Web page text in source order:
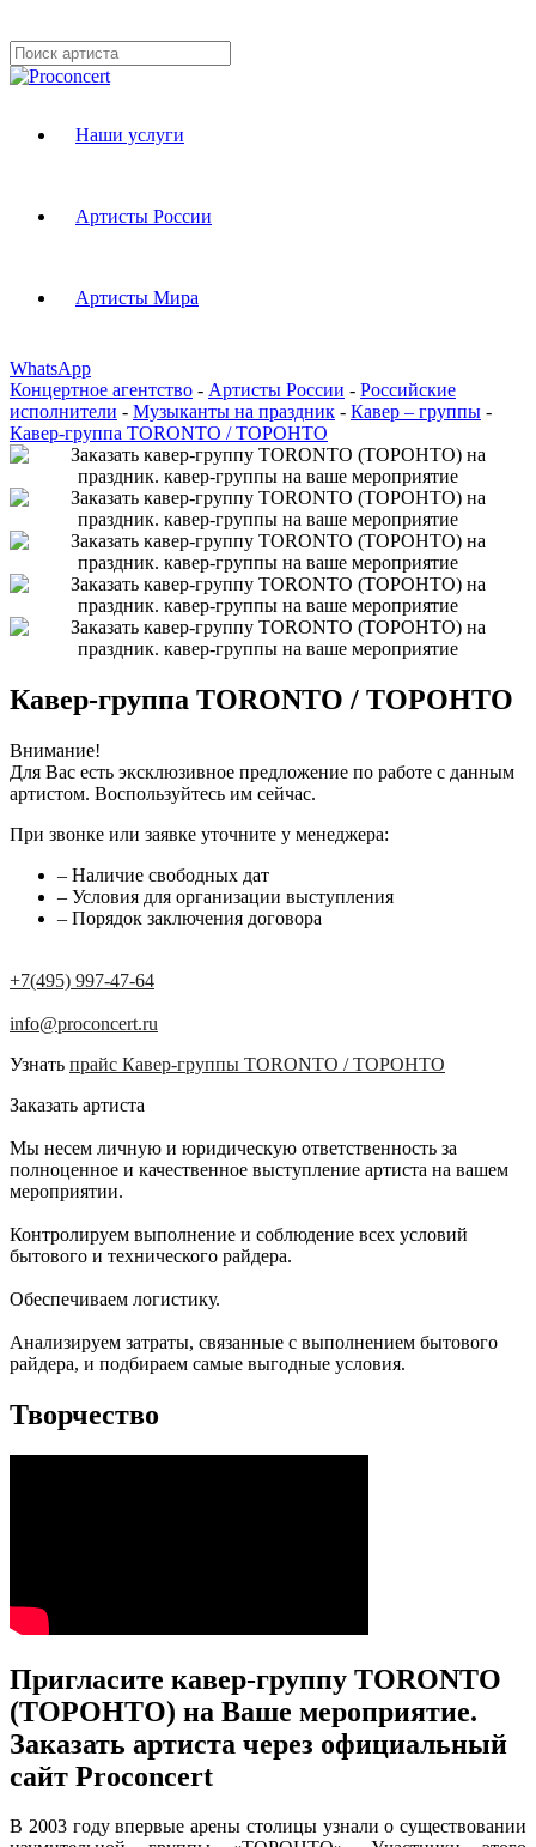
Наши услуги
Артисты России
Артисты Мира
WhatsApp
Концертное агентство - Артисты России - Российские
исполнители - Музыканты на праздник - Кавер – группы -
Кавер-группа TORONTO / ТОРОНТО
Кавер-группа TORONTO / ТОРОНТО
Внимание!
Для Вас есть эксклюзивное предложение по работе с данным
артистом. Воспользуйтесь им сейчас.
При звонке или заявке уточните у менеджера:
– Наличие свободных дат
– Условия для организации выступления
– Порядок заключения договора
+7(495) 997-47-64
info@proconcert.ru
Узнать прайс Кавер-группы TORONTO / ТОРОНТО
Заказать артиста
Мы несем личную и юридическую ответственность за
полноценное и качественное выступление артиста на вашем
мероприятии.
Контролируем выполнение и соблюдение всех условий
бытового и технического райдера.
Обеспечиваем логистику.
Анализируем затраты, связанные с выполнением бытового
райдера, и подбираем самые выгодные условия.
Творчество
Пригласите кавер-группу TORONTO
(ТОРОНТО) на Ваше мероприятие.
Заказать артиста через официальный
сайт Proconcert
В 2003 году впервые арены столицы узнали о существовании